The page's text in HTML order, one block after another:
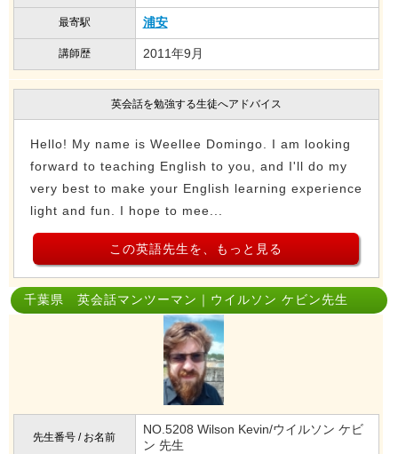
最寄駅 浦安
講師歴 2011年9月
英会話を勉強する生徒へアドバイス
Hello! My name is Weellee Domingo. I am looking
forward to teaching English to you, and I'll do my
very best to make your English learning experience
light and fun. I hope to mee...
この英語先生を、もっと見る
千葉県 英会話マンツーマン｜ウイルソン ケビン先生
先生番号 / お名前
NO.5208 Wilson Kevin/ウイルソン ケビ
ン 先生